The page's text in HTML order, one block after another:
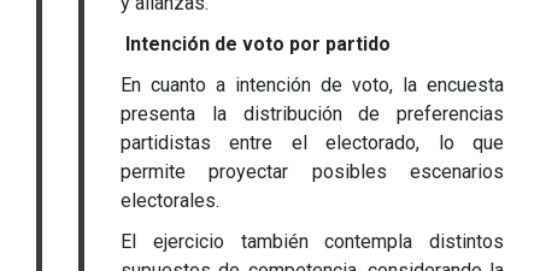
Intención de voto por partido
En cuanto a intención de voto, la encuesta
presenta la distribución de preferencias
partidistas entre el electorado, lo que
permite proyectar posibles escenarios
electorales.
El ejercicio también contempla distintos